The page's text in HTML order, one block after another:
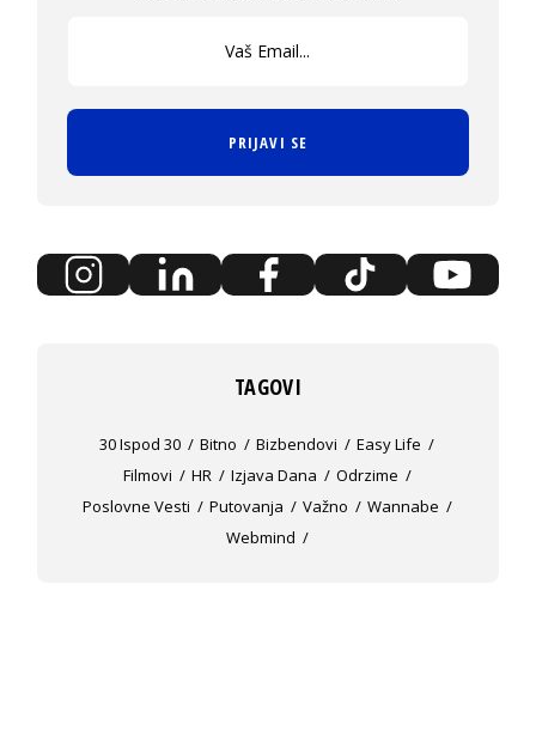
PRIJAVI SE
TAGOVI
30 Ispod 30 Bitno Bizbendovi
Easy Life
Filmovi
HR Izjava Dana
Odrzime
Poslovne Vesti
Putovanja Važno
Wannabe
Webmind